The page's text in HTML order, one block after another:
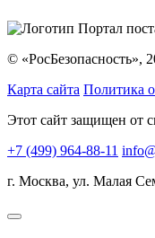
© «РосБезопасность»,
Карта сайта Политика
Этот сайт защищен от
+7 (499) 964-88-11
г. Москва, ул. Малая